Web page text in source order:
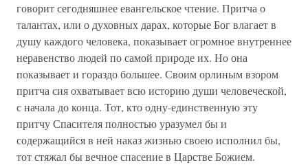
говорит сегодняшнее евангельское чтение. Притча о
талантах, или о духовных дарах, которые Бог влагает в
душу каждого человека, показывает огромное внутреннее
неравенство людей по самой природе их. Но она
показывает и гораздо большее. Своим орлиным взором
притча сия охватывает всю историю души человеческой,
с начала до конца. Тот, кто одну-единственную эту
притчу Спасителя полностью уразумел бы и
содержащийся в ней наказ жизнью своею исполнил бы,
тот стяжал бы вечное спасение в Царстве Божием.